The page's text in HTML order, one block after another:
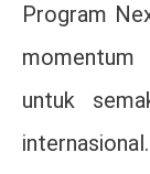
Program
momentum
untuk